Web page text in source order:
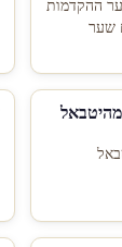
ההקדמות
שער